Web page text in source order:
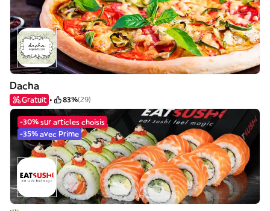
Dacha
Gratuit 83%(29)
-30% sur articles choisis
-35% avec Prime